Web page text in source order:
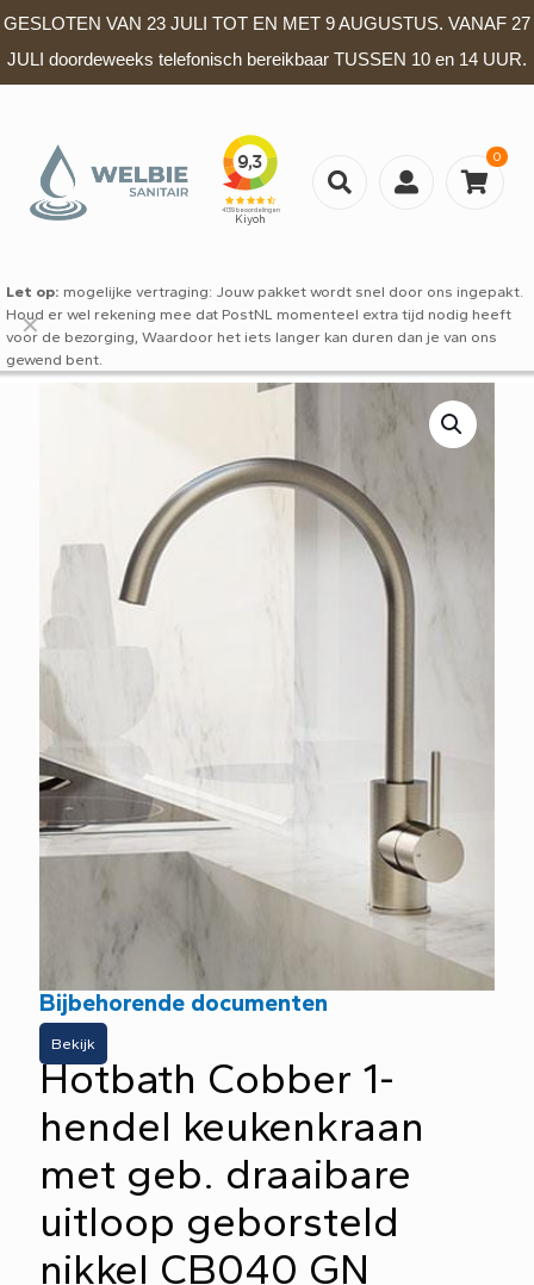
GESLOTEN VAN 23 JULI TOT EN MET 9 AUGUSTUS. VANAF 27
JULI doordeweeks telefonisch bereikbaar TUSSEN 10 en 14 UUR.
0
Let op: mogelijke vertraging: Jouw pakket wordt snel door ons ingepakt.
Houd er wel rekening mee dat PostNL momenteel extra tijd nodig heeft
voor de bezorging, Waardoor het iets langer kan duren dan je van ons
gewend bent.
✕
Bijbehorende documenten
Bekijk
Hotbath Cobber 1-
hendel keukenkraan
met geb. draaibare
uitloop geborsteld
nikkel CB040 GN